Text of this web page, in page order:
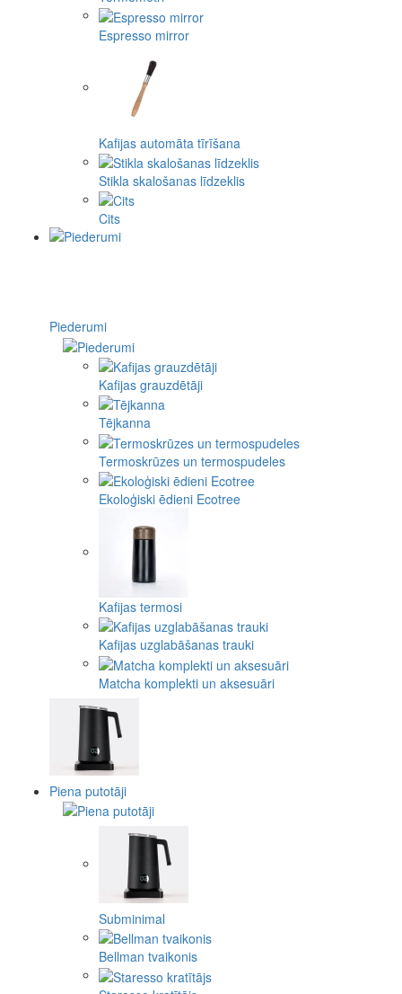
Espresso mirror
Kafijas automāta tīrīšana
Stikla skalošanas līdzeklis
Cits
Piederumi
Kafijas grauzdētāji
Tējkanna
Termoskrūzes un termospudeles
Ekoloģiski ēdieni Ecotree
Kafijas termosi
Kafijas uzglabāšanas trauki
Matcha komplekti un aksesuāri
Piena putotāji
Subminimal
Bellman tvaikonis